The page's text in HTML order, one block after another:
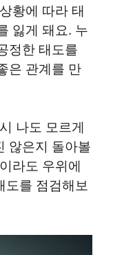
황에 따라 태
잃게 돼요. 누
정한 태도를
은 관계를 만
나도 모르게
않은지 돌아볼
라도 우위에
도를 점검해보